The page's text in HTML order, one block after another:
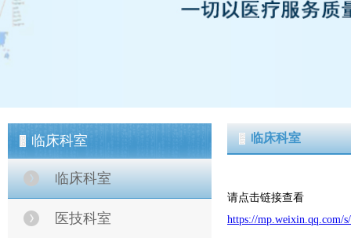
临床科室
临床科室
医技科室
临床科室
请点击链接查看
https://mp.weixin.qq.com/